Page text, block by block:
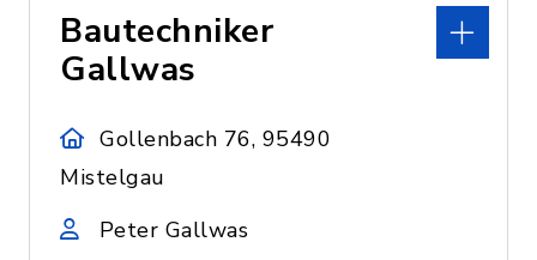
Bautechniker
Gallwas
Gollenbach 76, 95490
Mistelgau
Peter Gallwas